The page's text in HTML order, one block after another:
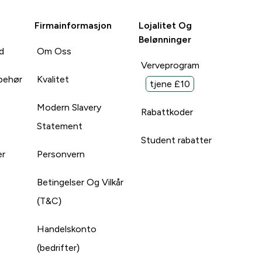
Firmainformasjon
Om Oss
Kvalitet
Modern Slavery
Statement
Personvern
Betingelser Og Vilkår
(T&C)
Handelskonto
(bedrifter)
Lojalitet Og
Belønninger
Verveprogram
tjene £10
Rabattkoder
Student rabatter